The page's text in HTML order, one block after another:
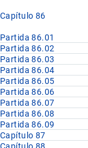
Capítulo 86
Partida 86.01
Partida 86.02
Partida 86.03
Partida 86.04
Partida 86.05
Partida 86.06
Partida 86.07
Partida 86.08
Partida 86.09
Capítulo 87